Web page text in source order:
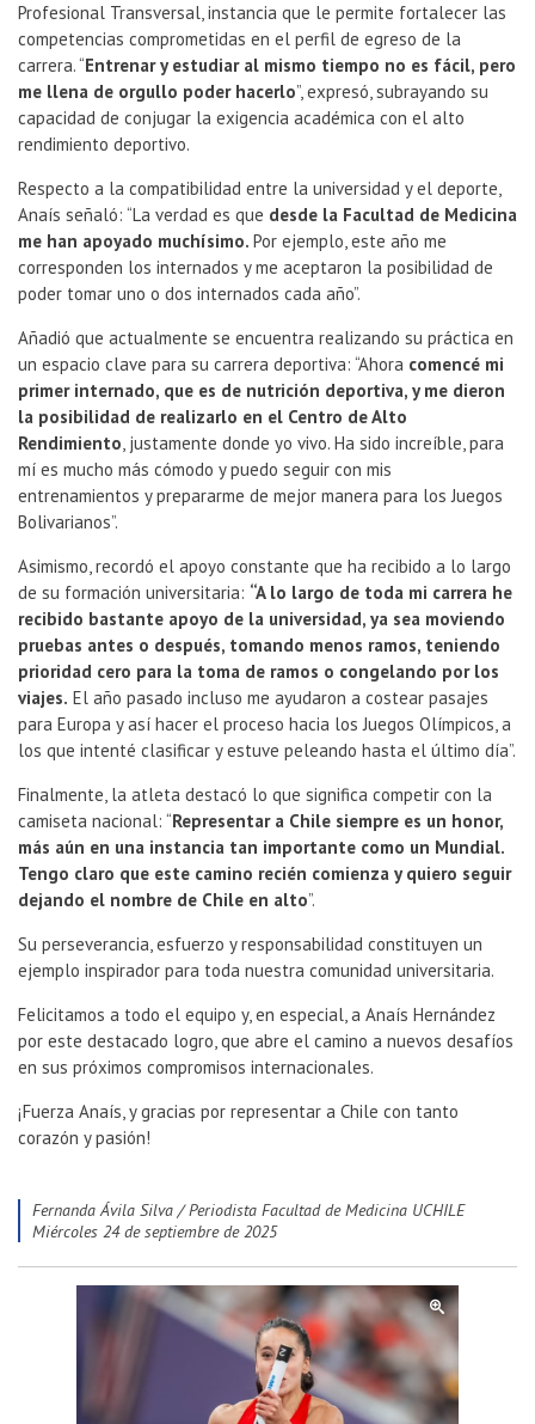
Profesional Transversal, instancia que le permite fortalecer las
competencias comprometidas en el perfil de egreso de la
carrera. “Entrenar y estudiar al mismo tiempo no es fácil, pero
me llena de orgullo poder hacerlo”, expresó, subrayando su
capacidad de conjugar la exigencia académica con el alto
rendimiento deportivo.
Respecto a la compatibilidad entre la universidad y el deporte,
Anaís señaló: “La verdad es que desde la Facultad de Medicina
me han apoyado muchísimo. Por ejemplo, este año me
corresponden los internados y me aceptaron la posibilidad de
poder tomar uno o dos internados cada año”.
Añadió que actualmente se encuentra realizando su práctica en
un espacio clave para su carrera deportiva: “Ahora comencé mi
primer internado, que es de nutrición deportiva, y me dieron
la posibilidad de realizarlo en el Centro de Alto
Rendimiento, justamente donde yo vivo. Ha sido increíble, para
mí es mucho más cómodo y puedo seguir con mis
entrenamientos y prepararme de mejor manera para los Juegos
Bolivarianos”.
Asimismo, recordó el apoyo constante que ha recibido a lo largo
de su formación universitaria: “A lo largo de toda mi carrera he
recibido bastante apoyo de la universidad, ya sea moviendo
pruebas antes o después, tomando menos ramos, teniendo
prioridad cero para la toma de ramos o congelando por los
viajes. El año pasado incluso me ayudaron a costear pasajes
para Europa y así hacer el proceso hacia los Juegos Olímpicos, a
los que intenté clasificar y estuve peleando hasta el último día”.
Finalmente, la atleta destacó lo que significa competir con la
camiseta nacional: “Representar a Chile siempre es un honor,
más aún en una instancia tan importante como un Mundial.
Tengo claro que este camino recién comienza y quiero seguir
dejando el nombre de Chile en alto”.
Su perseverancia, esfuerzo y responsabilidad constituyen un
ejemplo inspirador para toda nuestra comunidad universitaria.
Felicitamos a todo el equipo y, en especial, a Anaís Hernández
por este destacado logro, que abre el camino a nuevos desafíos
en sus próximos compromisos internacionales.
¡Fuerza Anaís, y gracias por representar a Chile con tanto
corazón y pasión!
Fernanda Ávila Silva / Periodista Facultad de Medicina UCHILE
miércoles 24 de septiembre de 2025